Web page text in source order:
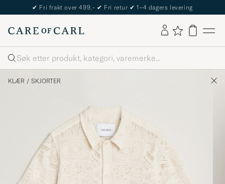
✔ Fri frakt over 499,- ✔ Fri retur ✔ 1–4 dagers levering
Søk
KLÆR / SKJORTER